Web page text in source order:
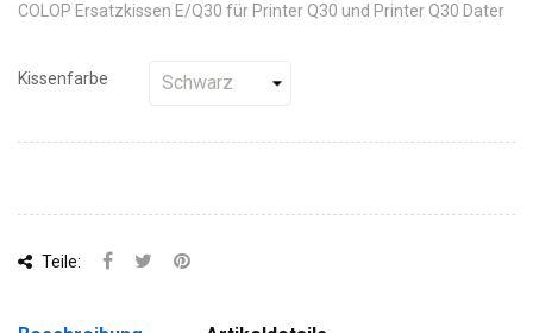
COLOP Ersatzkissen E/Q30 für Printer Q30 und Printer Q30 Dater
Kissenfarbe
Teile: